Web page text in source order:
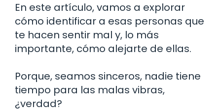
En este artículo, vamos a explorar
cómo identificar a esas personas que
te hacen sentir mal y, lo más
importante, cómo alejarte de ellas.
Porque, seamos sinceros, nadie tiene
tiempo para las malas vibras,
¿verdad?